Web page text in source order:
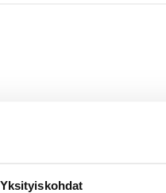
Yksityiskohdat